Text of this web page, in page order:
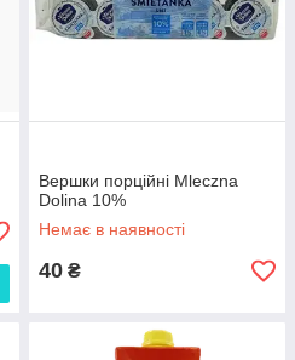
Вершки порційні Mleczna
Dolina 10%
Немає в наявності
40 ₴